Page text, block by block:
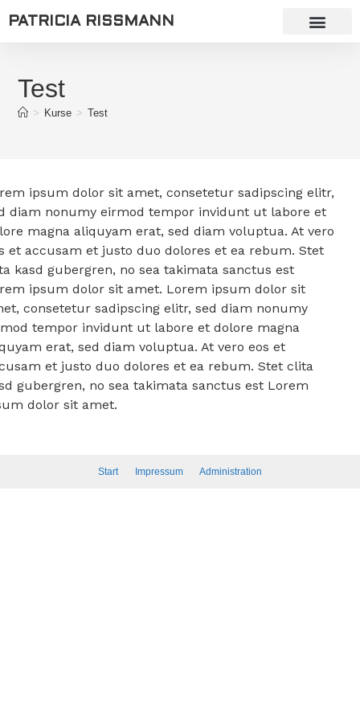
PATRICIA RISSMANN
Test
> Kurse > Test
ipsum dolor sit amet, consetetur sadipscing elitr,
diam nonumy eirmod tempor invidunt ut labore et
magna aliquyam erat, sed diam voluptua. At vero
et accusam et justo duo dolores et ea rebum. Stet
kasd gubergren, no sea takimata sanctus est
ipsum dolor sit amet. Lorem ipsum dolor sit
consetetur sadipscing elitr, sed diam nonumy
tempor invidunt ut labore et dolore magna
erat, sed diam voluptua. At vero eos et
et justo duo dolores et ea rebum. Stet clita
gubergren, no sea takimata sanctus est Lorem
dolor sit amet.
Start Impressum Administration